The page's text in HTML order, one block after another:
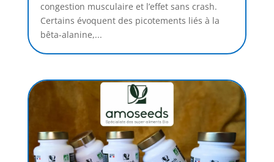
congestion musculaire et l’effet sans crash.
Certains évoquent des picotements liés à la
bêta-alanine,...